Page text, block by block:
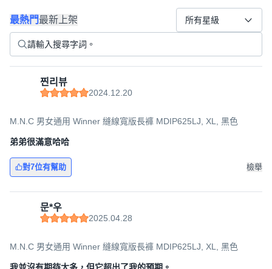
最熱門最新上架 所有星級
찐리뷰
2024.12.20
M.N.C 男女通用 Winner 縫線寬版長褲 MDIP625LJ, XL, 黑色
弟弟很滿意哈哈
對7位有幫助 檢舉
문*우
2025.04.28
M.N.C 男女通用 Winner 縫線寬版長褲 MDIP625LJ, XL, 黑色